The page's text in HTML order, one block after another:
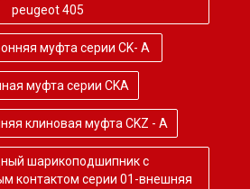
peugeot 405
муфта серии CK- A
муфта серии CKA
клиновая муфта CKZ - A
шарикоподшипник с
контактом серии 01-внешняя